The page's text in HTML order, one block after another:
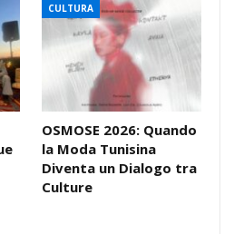
CULTURA
OSMOSE 2026: Quando
la Moda Tunisina
Diventa un Dialogo tra
Culture